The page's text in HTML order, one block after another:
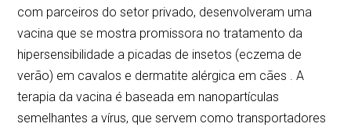
com parceiros do setor privado, desenvolveram uma
vacina que se mostra promissora no tratamento da
hipersensibilidade a picadas de insetos (eczema de
verão) em cavalos e dermatite alérgica em cães . A
terapia da vacina é baseada em nanopartículas
semelhantes a vírus, que servem como transportadores